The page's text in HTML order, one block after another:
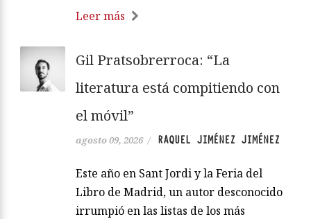
Leer más
Gil Pratsobrerroca: “La
literatura está compitiendo con
el móvil”
agosto 09, 2026 / RAQUEL JIMÉNEZ JIMÉNEZ
Este año en Sant Jordi y la Feria del
Libro de Madrid, un autor desconocido
irrumpió en las listas de los más